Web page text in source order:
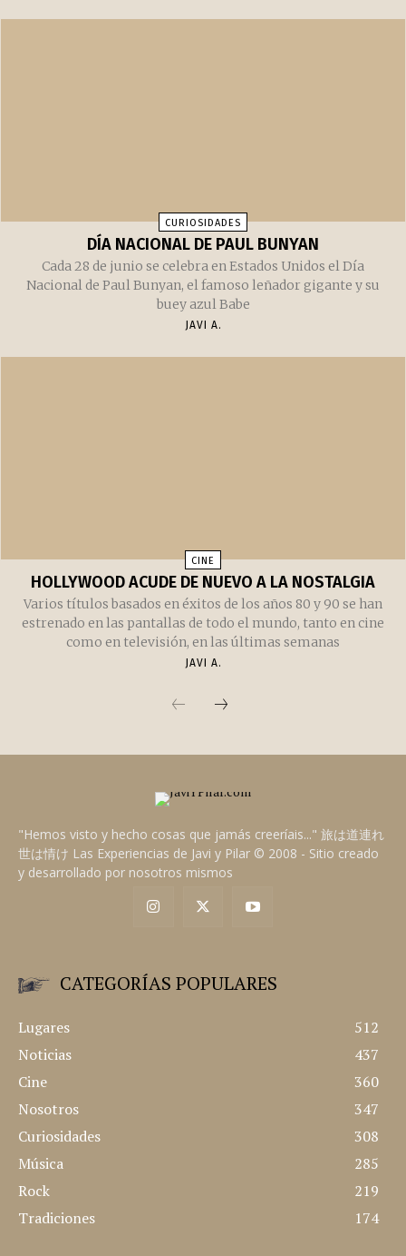
CURIOSIDADES
DÍA NACIONAL DE PAUL BUNYAN
Cada 28 de junio se celebra en Estados Unidos el Día
Nacional de Paul Bunyan, el famoso leñador gigante y su
buey azul Babe
JAVI A.
CINE
HOLLYWOOD ACUDE DE NUEVO A LA NOSTALGIA
Varios títulos basados en éxitos de los años 80 y 90 se han
estrenado en las pantallas de todo el mundo, tanto en cine
como en televisión, en las últimas semanas
JAVI A.
"Hemos visto y hecho cosas que jamás creeríais..." 旅は道連れ
世は情け Las Experiencias de Javi y Pilar © 2008 - Sitio creado
y desarrollado por nosotros mismos
CATEGORÍAS POPULARES
Lugares
512
Noticias
437
Cine
360
Nosotros
347
Curiosidades
308
Música
285
Rock
219
Tradiciones
174